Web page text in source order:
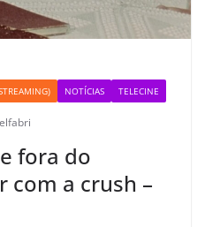
NOTÍCIAS TELECINE
fora do
com a crush –